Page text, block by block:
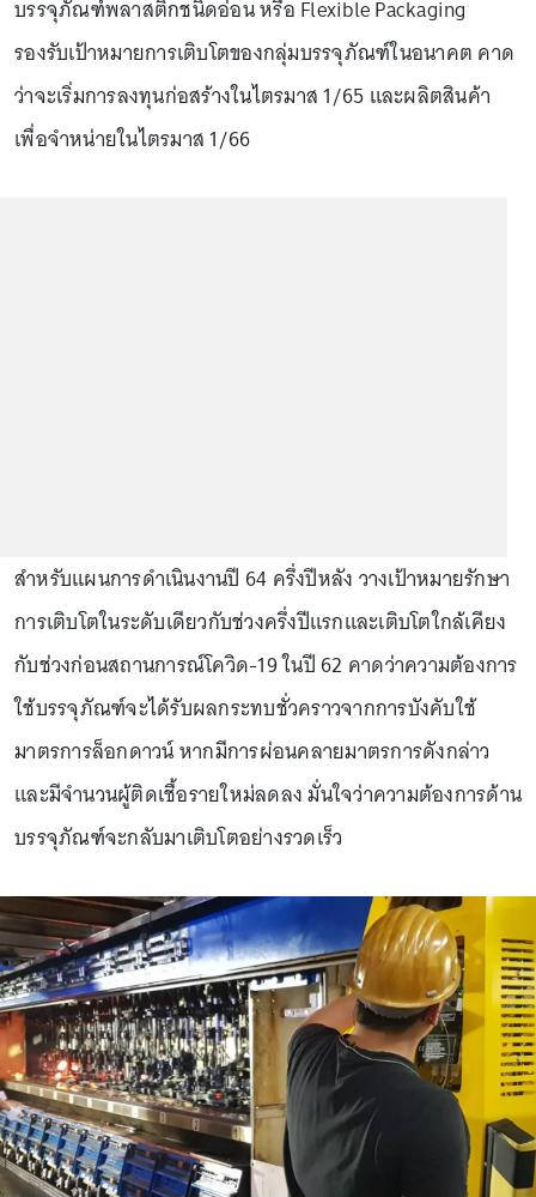
บรรจุภัณฑ์พลาสติกชนิดอ่อน หรือ Flexible Packaging
รองรับเป้าหมายการเติบโตของกลุ่มบรรจุภัณฑ์ในอนาคต คาด
ว่าจะเริ่มการลงทุนก่อสร้างในไตรมาส 1/65 และผลิตสินค้า
เพื่อจำหน่ายในไตรมาส 1/66
สำหรับแผนการดำเนินงานปี 64 ครึ่งปีหลัง วางเป้าหมายรักษา
การเติบโตในระดับเดียวกับช่วงครึ่งปีแรกและเติบโตใกล้เคียง
กับช่วงก่อนสถานการณ์โควิด-19 ในปี 62 คาดว่าความต้องการ
ใช้บรรจุภัณฑ์จะได้รับผลกระทบชั่วคราวจากการบังคับใช้
มาตรการล็อกดาวน์ หากมีการผ่อนคลายมาตรการดังกล่าว
และมีจำนวนผู้ติดเชื้อรายใหม่ลดลง มั่นใจว่าความต้องการด้าน
บรรจุภัณฑ์จะกลับมาเติบโตอย่างรวดเร็ว